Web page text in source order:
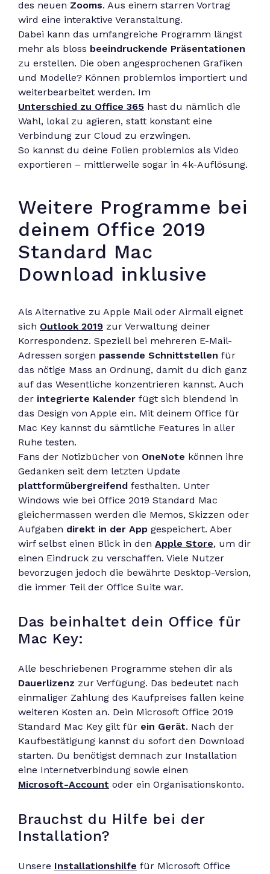
des neuen Zooms. Aus einem starren Vortrag
wird eine interaktive Veranstaltung.
Dabei kann das umfangreiche Programm längst
mehr als bloss beeindruckende Präsentationen
zu erstellen. Die oben angesprochenen Grafiken
und Modelle? Können problemlos importiert und
weiterbearbeitet werden. Im
Unterschied zu Office 365 hast du nämlich die
Wahl, lokal zu agieren, statt konstant eine
Verbindung zur Cloud zu erzwingen.
So kannst du deine Folien problemlos als Video
exportieren – mittlerweile sogar in 4k-Auflösung.
Weitere Programme bei
deinem Office 2019
Standard Mac
Download inklusive
Als Alternative zu Apple Mail oder Airmail eignet
sich Outlook 2019 zur Verwaltung deiner
Korrespondenz. Speziell bei mehreren E-Mail-
Adressen sorgen passende Schnittstellen für
das nötige Mass an Ordnung, damit du dich ganz
auf das Wesentliche konzentrieren kannst. Auch
der integrierte Kalender fügt sich blendend in
das Design von Apple ein. Mit deinem Office für
Mac Key kannst du sämtliche Features in aller
Ruhe testen.
Fans der Notizbücher von OneNote können ihre
Gedanken seit dem letzten Update
plattformübergreifend festhalten. Unter
Windows wie bei Office 2019 Standard Mac
gleichermassen werden die Memos, Skizzen oder
Aufgaben direkt in der App gespeichert. Aber
wirf selbst einen Blick in den Apple Store, um dir
einen Eindruck zu verschaffen. Viele Nutzer
bevorzugen jedoch die bewährte Desktop-Version,
die immer Teil der Office Suite war.
Das beinhaltet dein Office für
Mac Key:
Alle beschriebenen Programme stehen dir als
Dauerlizenz zur Verfügung. Das bedeutet nach
einmaliger Zahlung des Kaufpreises fallen keine
weiteren Kosten an. Dein Microsoft Office 2019
Standard Mac Key gilt für ein Gerät. Nach der
Kaufbestätigung kannst du sofort den Download
starten. Du benötigst demnach zur Installation
eine Internetverbindung sowie einen
Microsoft-Account oder ein Organisationskonto.
Brauchst du Hilfe bei der
Installation?
Unsere Installationshilfe für Microsoft Office